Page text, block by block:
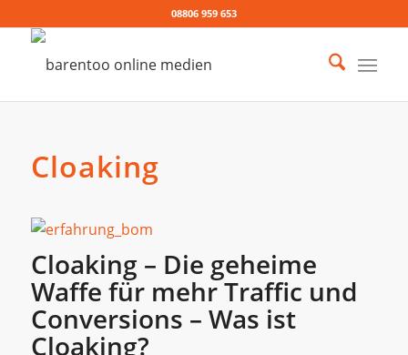
08806 959 653
Cloaking
Cloaking – Die geheime
Waffe für mehr Traffic und
Conversions – Was ist
Cloaking?